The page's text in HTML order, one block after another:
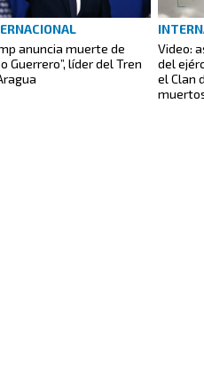
anuncia muerte de
Guerrero”, líder del Tren
Video:
del
el Clan